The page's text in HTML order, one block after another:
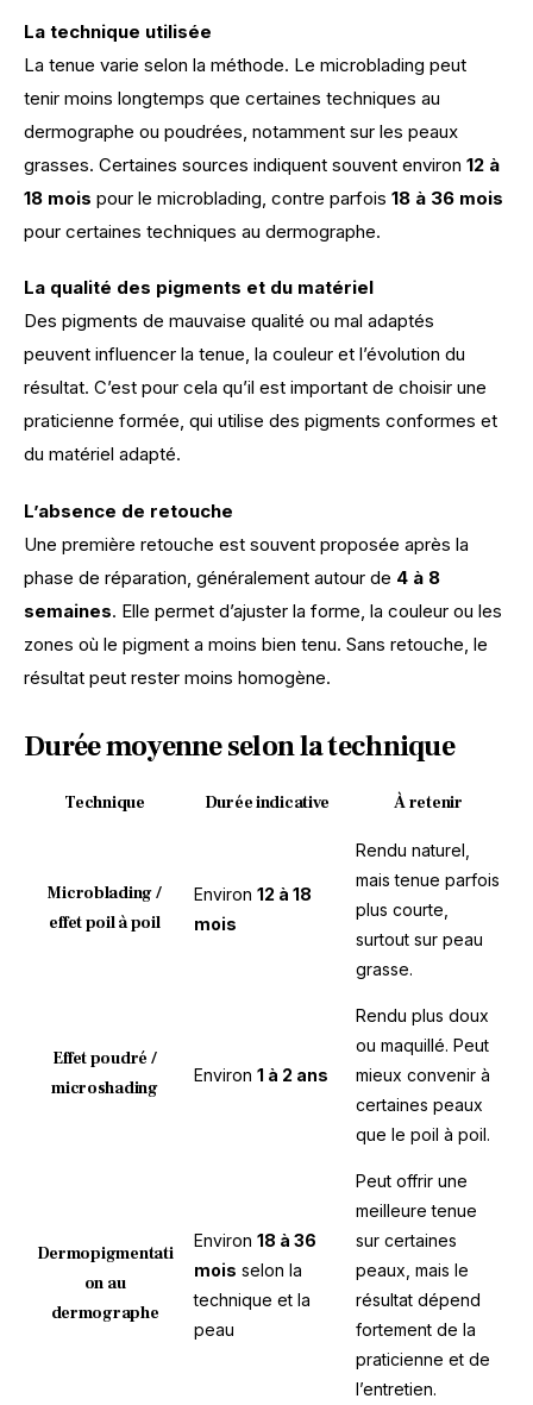
La technique utilisée
La tenue varie selon la méthode. Le microblading peut
tenir moins longtemps que certaines techniques au
dermographe ou poudrées, notamment sur les peaux
grasses. Certaines sources indiquent souvent environ 12 à
18 mois pour le microblading, contre parfois 18 à 36 mois
pour certaines techniques au dermographe.
La qualité des pigments et du matériel
Des pigments de mauvaise qualité ou mal adaptés
peuvent influencer la tenue, la couleur et l’évolution du
résultat. C’est pour cela qu’il est important de choisir une
praticienne formée, qui utilise des pigments conformes et
du matériel adapté.
L’absence de retouche
Une première retouche est souvent proposée après la
phase de réparation, généralement autour de 4 à 8
semaines. Elle permet d’ajuster la forme, la couleur ou les
zones où le pigment a moins bien tenu. Sans retouche, le
résultat peut rester moins homogène.
Durée moyenne selon la technique
Technique Durée indicative À retenir
Microblading /
effet poil à poil
Environ 12 à 18
mois
Rendu naturel,
mais tenue parfois
plus courte,
surtout sur peau
grasse.
Effet poudré /
microshading
Environ 1 à 2 ans
Rendu plus doux
ou maquillé. Peut
mieux convenir à
certaines peaux
que le poil à poil.
Dermopigmentati
on au
dermographe
Environ 18 à 36
mois selon la
technique et la
peau
Peut offrir une
meilleure tenue
sur certaines
peaux, mais le
résultat dépend
fortement de la
praticienne et de
l’entretien.